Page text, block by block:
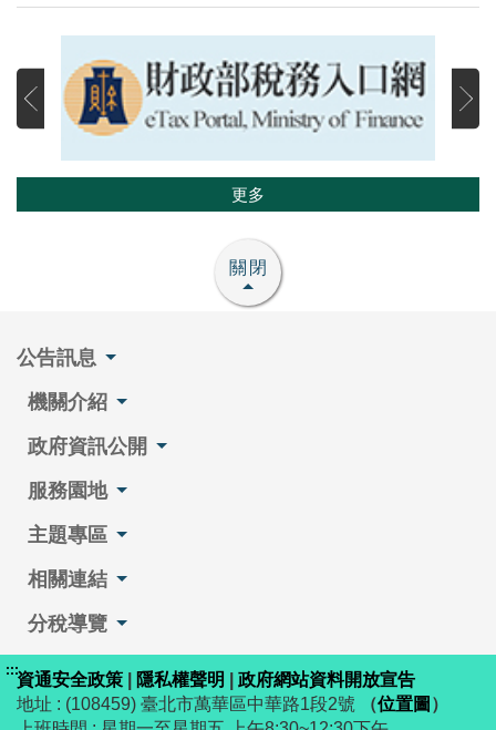
更多
關閉
公告訊息
機關介紹
政府資訊公開
服務園地
主題專區
相關連結
分稅導覽
:::資通安全政策 隱私權聲明
政府網站資料開放宣告
地址 : (108459) 臺北市萬華區中華路1段2號
（位置圖 ）